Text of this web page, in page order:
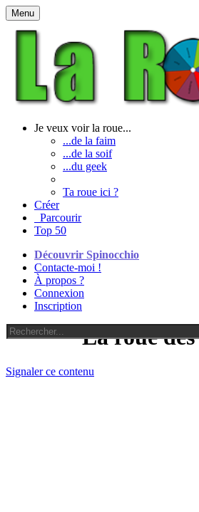
Menu
Je veux voir la roue...
...de la faim
...de la soif
...du geek
Ta roue ici ?
Créer
Parcourir
Top 50
Découvrir Spinocchio
Contacte-moi !
À propos ?
Connexion
Inscription
La roue
Signaler ce contenu